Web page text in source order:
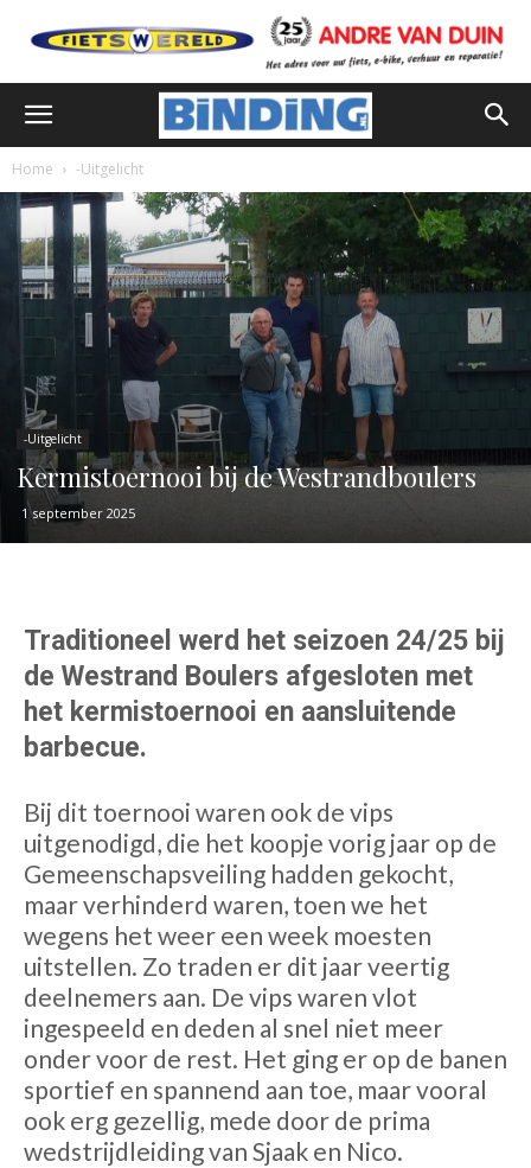
Home -Uitgelicht
-Uitgelicht
Kermistoernooi bij de Westrandboulers
1 september 2025
Traditioneel werd het seizoen 24/25 bij
de Westrand Boulers afgesloten met
het kermistoernooi en aansluitende
barbecue.
Bij dit toernooi waren ook de vips
uitgenodigd, die het koopje vorig jaar op de
Gemeenschapsveiling hadden gekocht,
maar verhinderd waren, toen we het
wegens het weer een week moesten
uitstellen. Zo traden er dit jaar veertig
deelnemers aan. De vips waren vlot
ingespeeld en deden al snel niet meer
onder voor de rest. Het ging er op de banen
sportief en spannend aan toe, maar vooral
ook erg gezellig, mede door de prima
wedstrijdleiding van Sjaak en Nico.